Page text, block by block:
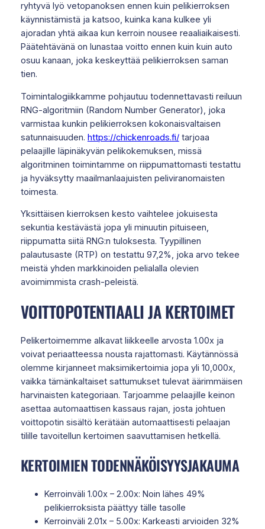
ryhtyvä lyö vetopanoksen ennen kuin pelikierroksen
käynnistämistä ja katsoo, kuinka kana kulkee yli
ajoradan yhtä aikaa kun kerroin nousee reaaliaikaisesti.
Päätehtävänä on lunastaa voitto ennen kuin kuin auto
osuu kanaan, joka keskeyttää pelikierroksen saman
tien.
Toimintalogiikkamme pohjautuu todennettavasti reiluun
RNG-algoritmiin (Random Number Generator), joka
varmistaa kunkin pelikierroksen kokonaisvaltaisen
satunnaisuuden. https://chickenroads.fi/tarjoaa
pelaajille läpinäkyvän pelikokemuksen, missä
algoritminen toimintamme on riippumattomasti testattu
ja hyväksytty maailmanlaajuisten peliviranomaisten
toimesta.
Yksittäisen kierroksen kesto vaihtelee jokuisesta
sekuntia kestävästä jopa yli minuutin pituiseen,
riippumatta siitä RNG:n tuloksesta. Tyypillinen
palautusaste (RTP) on testattu 97,2%, joka arvo tekee
meistä yhden markkinoiden pelialalla olevien
avoimimmista crash-peleistä.
VOITTOPOTENTIAALI JA KERTOIMET
Pelikertoimemme alkavat liikkeelle arvosta 1.00x ja
voivat periaatteessa nousta rajattomasti. Käytännössä
olemme kirjanneet maksimikertoimia jopa yli 10,000x,
vaikka tämänkaltaiset sattumukset tulevat äärimmäisen
harvinaisten kategoriaan. Tarjoamme pelaajille keinon
asettaa automaattisen kassaus rajan, josta johtuen
voittopotin sisältö kerätään automaattisesti pelaajan
tilille tavoitellun kertoimen saavuttamisen hetkellä.
KERTOIMIEN TODENNÄKÖISYYSJAKAUMA
Kerroinväli 1.00x – 2.00x: Noin lähes 49%
pelikierroksista päättyy tälle tasolle
Kerroinväli 2.01x – 5.00x: Karkeasti arvioiden 32%